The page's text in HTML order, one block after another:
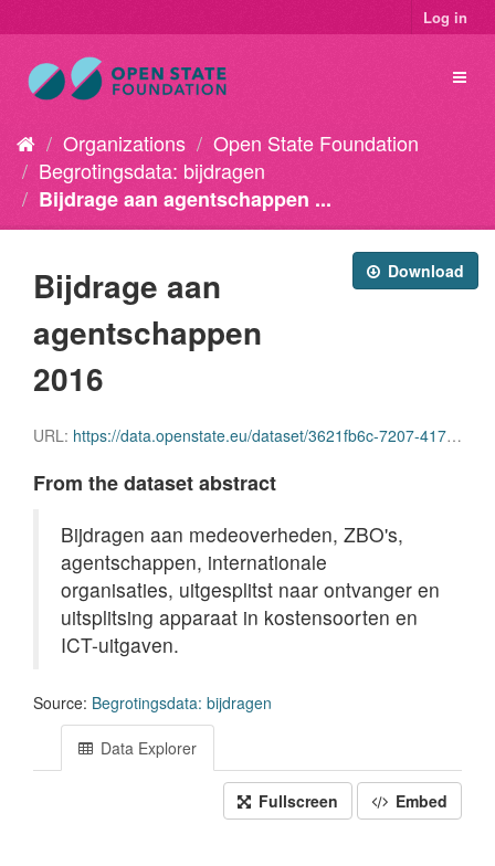
Log in
Organizations
Open State Foundation
Begrotingsdata: bijdragen
Bijdrage aan agentschappen ...
Download
Bijdrage aan
agentschappen
2016
URL: https://data.openstate.eu/dataset/3621fb6c-7207-4171-8f25-4173f0f3ef38/resource/c510ee8b-9ea4-4712-b9fd-c8982b927101/download/bijdrage_agentschappen_2016.xlsx
From the dataset abstract
Bijdragen aan medeoverheden, ZBO's,
agentschappen, internationale
organisaties, uitgesplitst naar ontvanger en
uitsplitsing apparaat in kostensoorten en
ICT-uitgaven.
Source: Begrotingsdata: bijdragen
Data Explorer
Fullscreen Embed